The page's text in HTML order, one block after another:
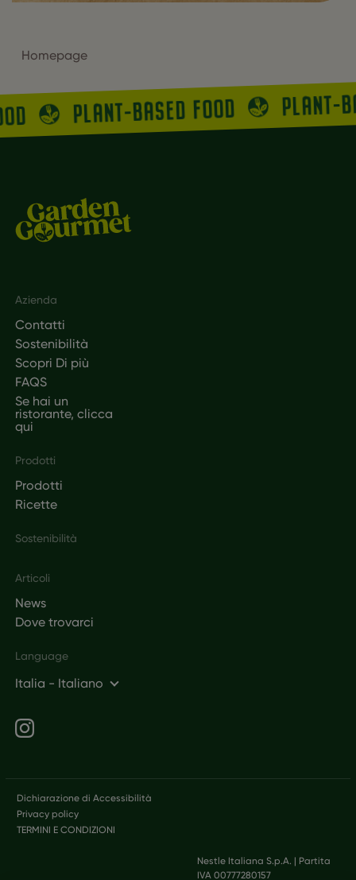
Homepage
PLANT-BASED FOOD PLANT-
Footer
Azienda
Contatti
Sostenibilità
Scopri Di più
FAQS
Se hai un
ristorante, clicca
qui
Prodotti
Prodotti
Ricette
Sostenibilità
Articoli
News
Dove trovarci
Language
Italia - Italiano
Legal
Dichiarazione di Accessibilità
Privacy policy
TERMINI E CONDIZIONI
Nestle Italiana S.p.A. | Partita
IVA 00777280157